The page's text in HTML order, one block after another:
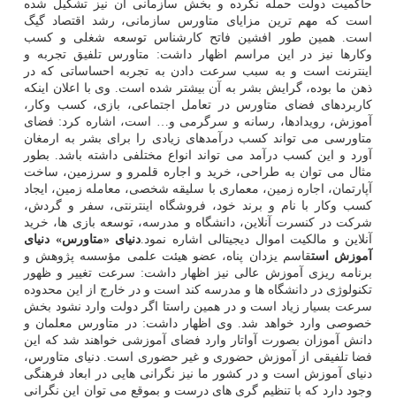
حاکمیت دولت حمله نکرده و بخش سازمانی آن نیز تشکیل شده
است که مهم ترین مزایای متاورس سازمانی، رشد اقتصاد گیگ
است. همین طور افشین فاتح کارشناس توسعه شغلی و کسب
وکارها نیز در این مراسم اظهار داشت: متاورس تلفیق تجربه و
اینترنت است و به سبب سرعت دادن به تجربه احساساتی که در
ذهن ما بوده، گرایش بشر به آن بیشتر شده است. وی با اعلان اینکه
کاربردهای فضای متاورس در تعامل اجتماعی، بازی، کسب وکار،
آموزش، رویدادها، رسانه و سرگرمی و… است، اشاره کرد: فضای
متاورسی می تواند کسب درآمدهای زیادی را برای بشر به ارمغان
آورد و این کسب درآمد می تواند انواع مختلفی داشته باشد. بطور
مثال می توان به طراحی، خرید و اجاره قلمرو و سرزمین، ساخت
آپارتمان، اجاره زمین، معماری با سلیقه شخصی، معامله زمین، ایجاد
کسب وکار با نام و برند خود، فروشگاه اینترنتی، سفر و گردش،
شرکت در کنسرت آنلاین، دانشگاه و مدرسه، توسعه بازی ها، خرید
آنلاین و مالکیت اموال دیجیتالی اشاره نمود.دنیای «متاورس» دنیای
آموزش استقاسم یزدان پناه، عضو هیئت علمی مؤسسه پژوهش و
برنامه ریزی آموزش عالی نیز اظهار داشت: سرعت تغییر و ظهور
تکنولوژی در دانشگاه ها و مدرسه کند است و در خارج از این محدوده
سرعت بسیار زیاد است و در همین راستا اگر دولت وارد نشود بخش
خصوصی وارد خواهد شد. وی اظهار داشت: در متاورس معلمان و
دانش آموزان بصورت آواتار وارد فضای آموزشی خواهند شد که این
فضا تلفیقی از آموزش حضوری و غیر حضوری است. دنیای متاورس،
دنیای آموزش است و در کشور ما نیز نگرانی هایی در ابعاد فرهنگی
وجود دارد که با تنظیم گری های درست و بموقع می توان این نگرانی